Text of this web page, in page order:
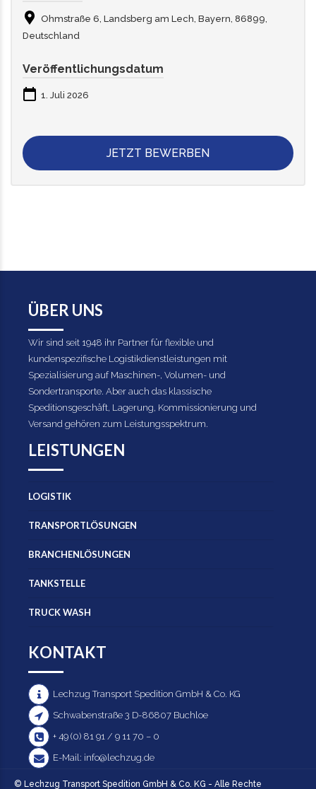
Ohmstraße 6, Landsberg am Lech, Bayern, 86899,
Deutschland
Veröffentlichungsdatum
1. Juli 2026
JETZT BEWERBEN
ÜBER UNS
Wir sind seit 1948 ihr Partner für flexible und
kundenspezifische Logistikdienstleistungen mit
Spezialisierung auf Maschinen-, Volumen- und
Sondertransporte. Aber auch das klassische
Speditionsgeschäft, Lagerung, Kommissionierung und
Versand gehören zum Leistungsspektrum.
LEISTUNGEN
LOGISTIK
TRANSPORTLÖSUNGEN
BRANCHENLÖSUNGEN
TANKSTELLE
TRUCK WASH
KONTAKT
Lechzug Transport Spedition GmbH & Co. KG
Schwabenstraße 3 D-86807 Buchloe
+ 49 (0) 81 91 / 9 11 70 – 0
E-Mail: info@lechzug.de
© Lechzug Transport Spedition GmbH & Co. KG - Alle Rechte